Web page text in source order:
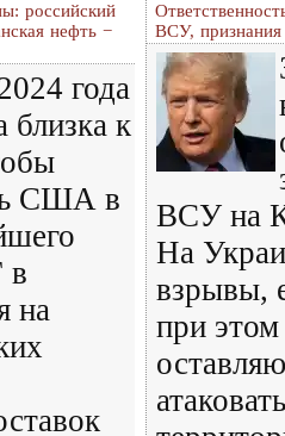
российский
нефть −
года
к
США в
в
на
ВСУ,
ВСУ на
На
взрывы,
при